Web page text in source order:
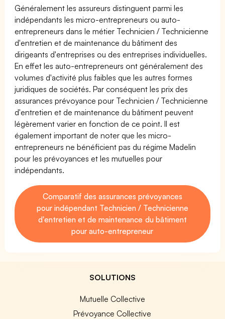
Généralement les assureurs distinguent parmi les
indépendants les micro-entrepreneurs ou auto-
entrepreneurs dans le métier Technicien / Technicienne
d'entretien et de maintenance du bâtiment des
dirigeants d'entreprises ou des entreprises individuelles.
En effet les auto-entrepreneurs ont généralement des
volumes d'activité plus faibles que les autres formes
juridiques de sociétés. Par conséquent les prix des
assurances prévoyance pour Technicien / Technicienne
d'entretien et de maintenance du bâtiment peuvent
légèrement varier en fonction de ce point. Il est
également important de noter que les micro-
entrepreneurs ne bénéficient pas du régime Madelin
pour les prévoyances et les mutuelles pour
indépendants.
Comparatif des assurances prévoyances
pour indépendant Technicien / Technicienne
d'entretien et de maintenance du bâtiment
pour auto-entrepreneur
SOLUTIONS
Mutuelle Collective
Prévoyance Collective